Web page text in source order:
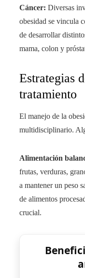
Cáncer: Diversas
obesidad se vincula
de desarrollar
mama, colon y
Estrategias
tratamiento
El manejo de la
multidisciplinario.
Alimentación
frutas, verduras,
a mantener un peso
de alimentos
crucial.